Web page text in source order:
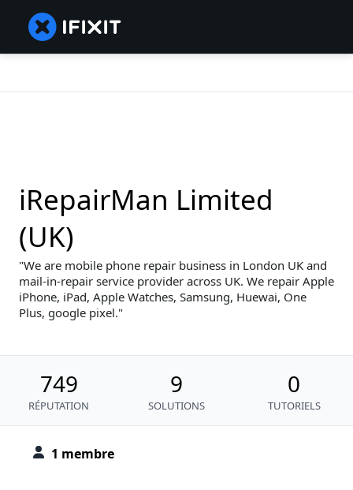
1 membre
iRepairMan Limited
(UK)
We are mobile phone repair business in London UK and
mail-in-repair service provider across UK. We repair Apple
iPhone, iPad, Apple Watches, Samsung, Huewai, One
Plus, google pixel.
749
RÉPUTATION
9
SOLUTIONS
0
TUTORIELS